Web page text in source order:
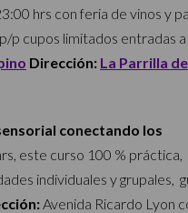
hrs con feria de vinos y
p cupos limitados entradas
Dirección: La Parrilla
conectando los
este curso 100 %
individuales y grupales,
Avenida Ricardo Lyon